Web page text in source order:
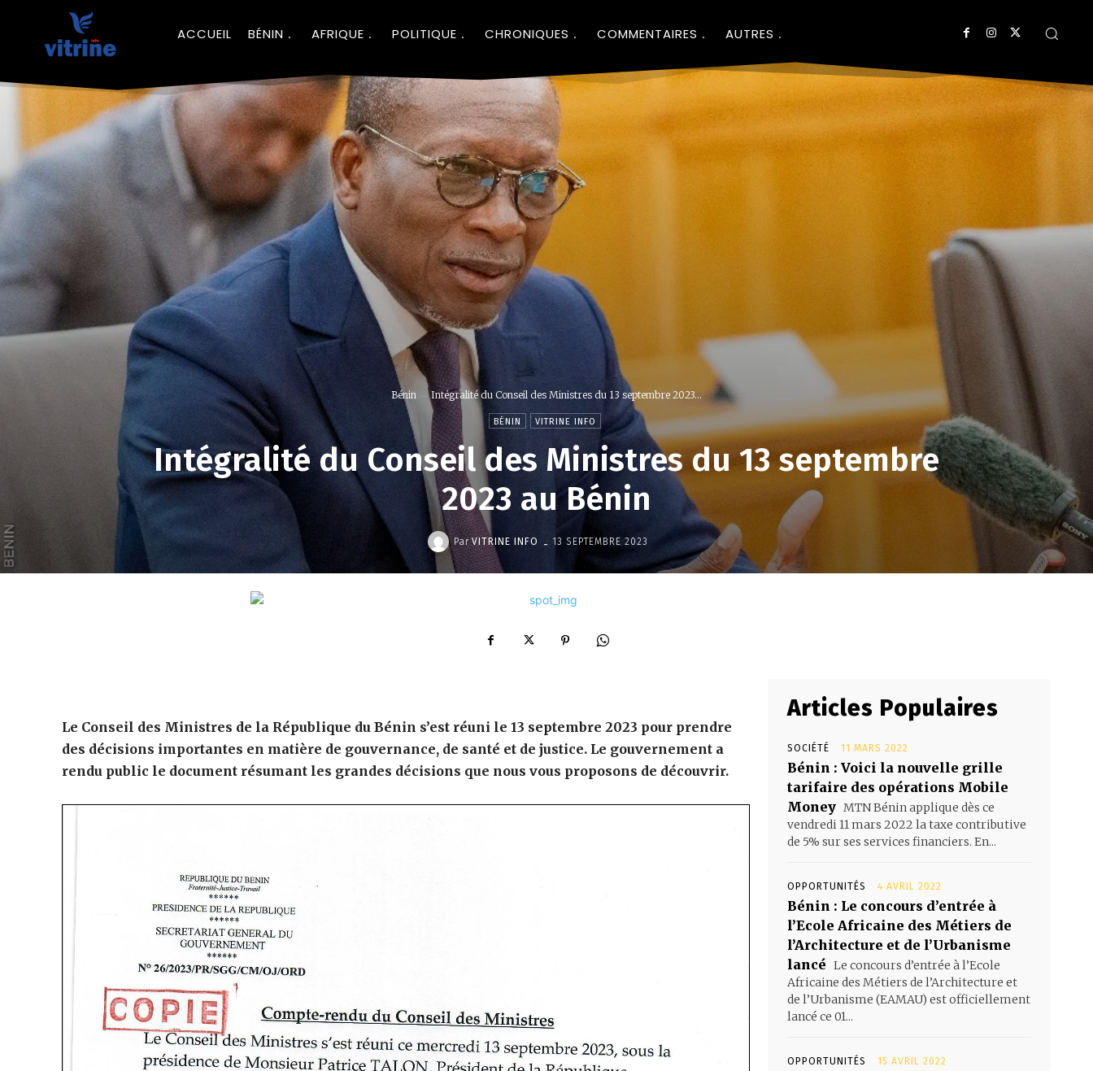
ACCUEIL BÉNIN AFRIQUE POLITIQUE CHRONIQUES COMMENTAIRES AUTRES
Bénin Intégralité du Conseil des Ministres du 13 septembre 2023...
BÉNIN VITRINE INFO
Intégralité du Conseil des Ministres du 13 septembre
2023 au Bénin
Par VITRINE INFO - 13 SEPTEMBRE 2023
Le Conseil des Ministres de la République du Bénin s’est réuni le 13 septembre 2023 pour prendre
des décisions importantes en matière de gouvernance, de santé et de justice. Le gouvernement a
rendu public le document résumant les grandes décisions que nous vous proposons de découvrir.
Articles Populaires
SOCIÉTÉ 11 MARS 2022
Bénin : Voici la nouvelle grille
tarifaire des opérations Mobile
Money MTN Bénin applique dès ce
vendredi 11 mars 2022 la taxe contributive
de 5% sur ses services financiers. En...
OPPORTUNITÉS 4 AVRIL 2022
Bénin : Le concours d’entrée à
l’Ecole Africaine des Métiers de
l’Architecture et de l’Urbanisme
lancé Le concours d’entrée à l’Ecole
Africaine des Métiers de l’Architecture et
de l’Urbanisme (EAMAU) est officiellement
lancé ce 01...
OPPORTUNITÉS 15 AVRIL 2022